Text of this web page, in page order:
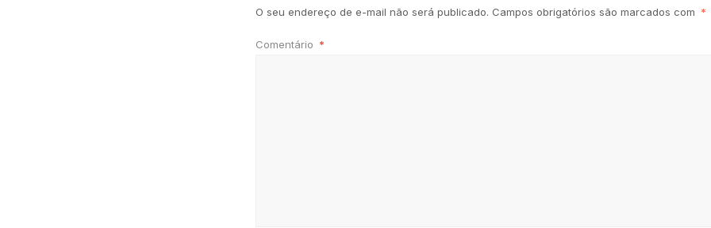
O seu endereço de e-mail não será publicado. Campos obrigatórios são marcados com *
Comentário *